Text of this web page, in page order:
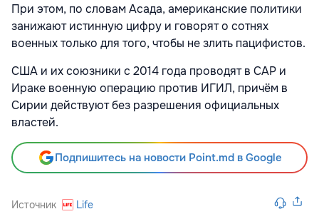
При этом, по словам Асада, американские политики
занижают истинную цифру и говорят о сотнях
военных только для того, чтобы не злить пацифистов.
США и их союзники с 2014 года проводят в САР и
Ираке военную операцию против ИГИЛ, причём в
Сирии действуют без разрешения официальных
властей.
Подпишитесь на новости Point.md в Google
Источник Life